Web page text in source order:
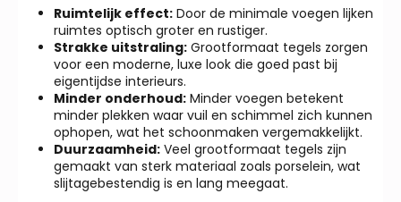
Ruimtelijk effect: Door de minimale voegen lijken
ruimtes optisch groter en rustiger.
Strakke uitstraling: Grootformaat tegels zorgen
voor een moderne, luxe look die goed past bij
eigentijdse interieurs.
Minder onderhoud: Minder voegen betekent
minder plekken waar vuil en schimmel zich kunnen
ophopen, wat het schoonmaken vergemakkelijkt.
Duurzaamheid: Veel grootformaat tegels zijn
gemaakt van sterk materiaal zoals porselein, wat
slijtagebestendig is en lang meegaat.